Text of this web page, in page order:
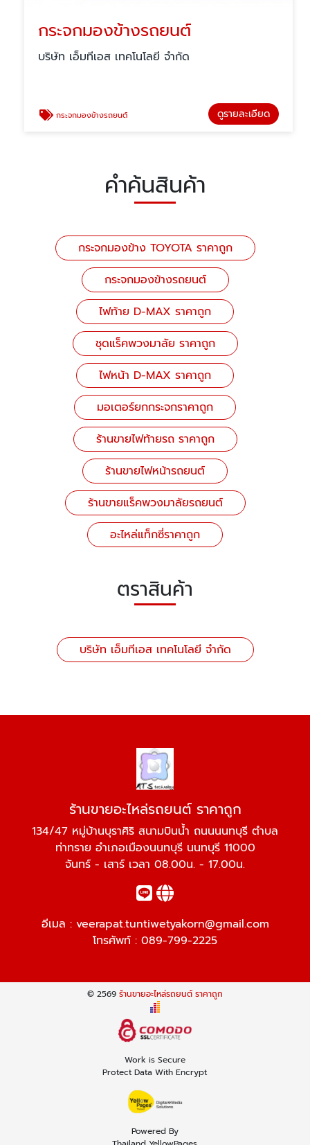
กระจกมองข้างรถยนต์
บริษัท เอ็มทีเอส เทคโนโลยี จำกัด
กระจกมองข้างรถยนต์ ดูรายละเอียด
คำค้นสินค้า
กระจกมองข้าง TOYOTA ราคาถูก
กระจกมองข้างรถยนต์
ไฟท้าย D-MAX ราคาถูก
ชุดแร็คพวงมาลัย ราคาถูก
ไฟหน้า D-MAX ราคาถูก
มอเตอร์ยกกระจกราคาถูก
ร้านขายไฟท้ายรถ ราคาถูก
ร้านขายไฟหน้ารถยนต์
ร้านขายแร็คพวงมาลัยรถยนต์
อะไหล่แท็กซี่ราคาถูก
ตราสินค้า
บริษัท เอ็มทีเอส เทคโนโลยี จำกัด
ร้านขายอะไหล่รถยนต์ ราคาถูก
134/47 หมู่บ้านบุราศิริ สนามบินน้ำ ถนนนนทบุรี ตำบล
ท่าทราย อำเภอเมืองนนทบุรี นนทบุรี 11000
จันทร์ - เสาร์ เวลา 08.00น. - 17.00น.
อีเมล : veerapat.tuntiwetyakorn@gmail.com
โทรศัพท์ : 089-799-2225
© 2569 ร้านขายอะไหล่รถยนต์ ราคาถูก
Work is Secure
Protect Data With Encrypt
Powered By